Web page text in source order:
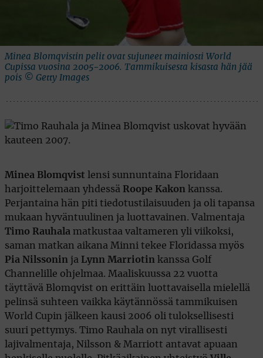
Minea Blomqvistin pelit ovat sujuneet mainiosti World
Cupissa vuosina 2005-2006. Tammikuisesta kisasta hän jää
pois © Getty Images
Minea Blomqvist lensi sunnuntaina Floridaan
harjoittelemaan yhdessä Roope Kakon kanssa.
Perjantaina hän piti tiedotustilaisuuden ja oli tapansa
mukaan hyväntuulinen ja luottavainen. Valmentaja
Timo Rauhala matkustaa valtameren yli viikoksi,
saman matkan aikana Minni tekee Floridassa myös
Pia Nilssonin ja Lynn Marriotin kanssa Golf
Channelille ohjelmaa. Maaliskuussa 22 vuotta
täyttävä Blomqvist on erittäin luottavaisella mielellä
pelinsä suhteen vaikka käytännössä tammikuisen
World Cupin jälkeen kausi 2006 oli tuloksellisesti
suuri pettymys. Timo Rauhala on nyt virallisesti
lajivalmentaja, Nilsson & Marriott antavat apuaan